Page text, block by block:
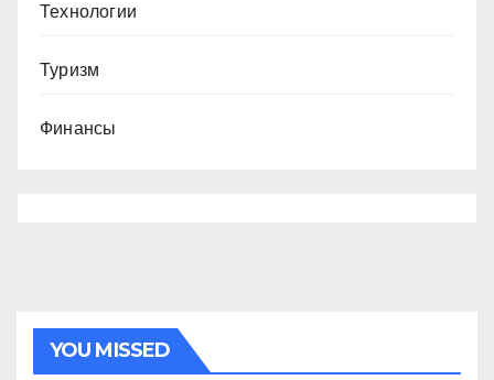
Технологии
Туризм
Финансы
YOU MISSED